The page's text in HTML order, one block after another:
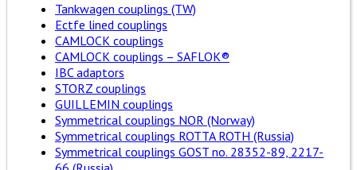
Tankwagen couplings (TW)
Ectfe lined couplings
CAMLOCK couplings
CAMLOCK couplings – SAFLOK®
IBC adaptors
STORZ couplings
GUILLEMIN couplings
Symmetrical couplings NOR (Norway)
Symmetrical couplings ROTTA ROTH (Russia)
Symmetrical couplings GOST no. 28352-89, 2217-